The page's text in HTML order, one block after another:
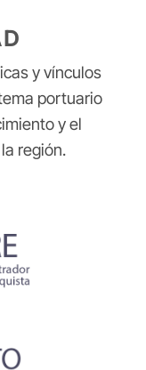
y vínculos
portuario
y el
región.